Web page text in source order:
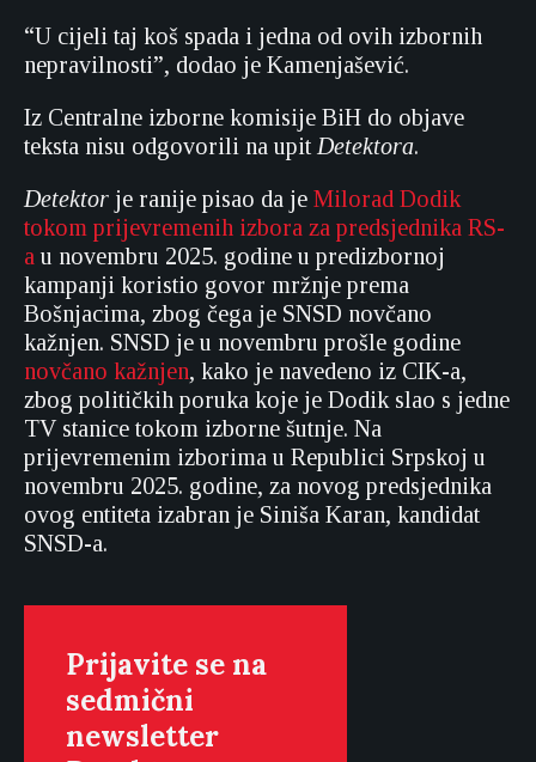
“U cijeli taj koš spada i jedna od ovih izbornih
nepravilnosti”, dodao je Kamenjašević.
Iz Centralne izborne komisije BiH do objave
teksta nisu odgovorili na upit Detektora.
Detektor je ranije pisao da je Milorad Dodik
tokom prijevremenih izbora za predsjednika RS-
a u novembru 2025. godine u predizbornoj
kampanji koristio govor mržnje prema
Bošnjacima, zbog čega je SNSD novčano
kažnjen. SNSD je u novembru prošle godine
novčano kažnjen, kako je navedeno iz CIK-a,
zbog političkih poruka koje je Dodik slao s jedne
TV stanice tokom izborne šutnje. Na
prijevremenim izborima u Republici Srpskoj u
novembru 2025. godine, za novog predsjednika
ovog entiteta izabran je Siniša Karan, kandidat
SNSD-a.
Prijavite se na
sedmični
newsletter